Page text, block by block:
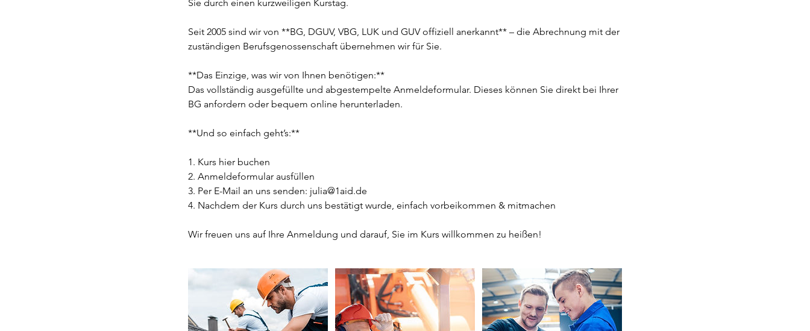
Sie durch einen kurzweiligen Kurstag.
Seit 2005 sind wir von **BG, DGUV, VBG, LUK und GUV offiziell anerkannt** – die Abrechnung mit der
zuständigen Berufsgenossenschaft übernehmen wir für Sie.
**Das Einzige, was wir von Ihnen benötigen:**
Das vollständig ausgefüllte und abgestempelte Anmeldeformular. Dieses können Sie direkt bei Ihrer
BG anfordern oder bequem online herunterladen.
**Und so einfach geht’s:**
1. Kurs hier buchen
2. Anmeldeformular ausfüllen
3. Per E-Mail an uns senden: julia@1aid.de
4. Nachdem der Kurs durch uns bestätigt wurde, einfach vorbeikommen & mitmachen
Wir freuen uns auf Ihre Anmeldung und darauf, Sie im Kurs willkommen zu heißen!